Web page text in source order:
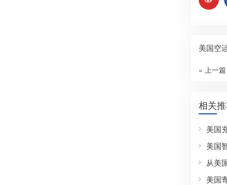
美国空
« 上一篇
相关
美国
美国
从美
美国